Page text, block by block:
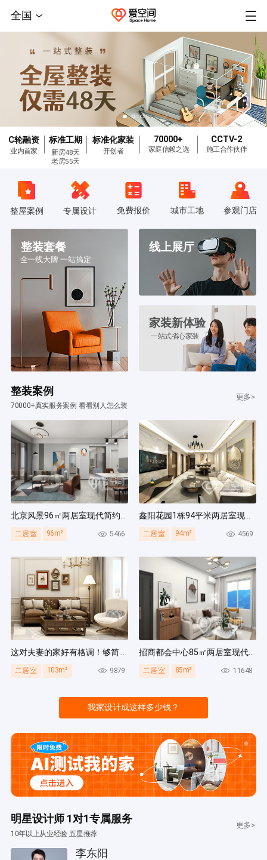
全国
C轮融资
业内首家
标准工期
新房48天
老房55天
标准化家装
开创者
70000+
家庭信赖之选
CCTV-2
施工合作伙伴
整屋案例 专属设计 免费报价 城市工地 参观门店
整装套餐
全一线大牌 一站搞定
线上展厅
家装新体验
一站式省心家装
整装案例
70000+真实服务案例 看看别人怎么装
更多>
北京风景96㎡两居室现代简约风装修案例
二居室 96m² 5466
鑫阳花园1栋94平米两居室现代简约风装修案例
二居室 94m² 4569
这对夫妻的家好有格调！够简洁还复古，好打扫卫生太贴心~
二居室 103m² 9879
招商都会中心85㎡两居室现代简约风装修案例
二居室 85m² 11648
我家设计成这样多少钱？
明星设计师 1对1专属服务
10年以上从业经验 五星推荐
更多>
李东阳